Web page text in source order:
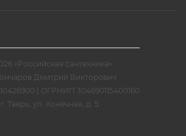
«Российская сантехника»
Дмитрий Викторович
| ОГРНИП 304690115400160
г. Тверь, ул. Конечная, д. 5